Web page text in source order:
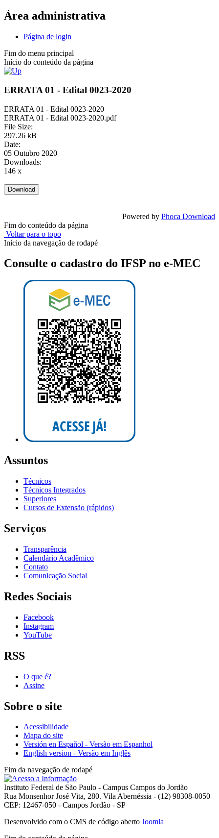
Área administrativa
Página de login
Fim do menu principal
Início do conteúdo da página
ERRATA 01 - Edital 0023-2020
ERRATA 01 - Edital 0023-2020
ERRATA 01 - Edital 0023-2020.pdf
File Size:
297.26 kB
Date:
05 Outubro 2020
Downloads:
146 x
Powered by Phoca Download
Fim do conteúdo da página
Voltar para o topo
Início da navegação de rodapé
Consulte o cadastro do IFSP no e-MEC
Assuntos
Técnicos
Técnicos Integrados
Superiores
Cursos de Extensão (rápidos)
Serviços
Transparência
Calendário Acadêmico
Contato
Comunicação Social
Redes Sociais
Facebook
Instagram
YouTube
RSS
O que é?
Assine
Sobre o site
Acessibilidade
Mapa do site
Versión en Español - Versão em Espanhol
English version - Versão em Inglês
Fim da navegação de rodapé
Instituto Federal de São Paulo - Campus Campos do Jordão
Rua Monsenhor José Vita, 280. Vila Abernéssia - (12) 98308-0050
CEP: 12467-050 - Campos Jordão - SP
Desenvolvido com o CMS de código aberto Joomla